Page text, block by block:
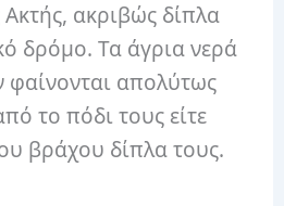
ακριβώς δίπλα
δρόμο. Τα άγρια ​​νερά
απολύτως
το πόδι τους είτε
βράχου δίπλα τους.